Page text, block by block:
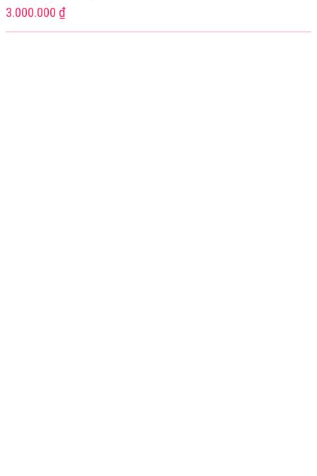
3.000.000 ₫